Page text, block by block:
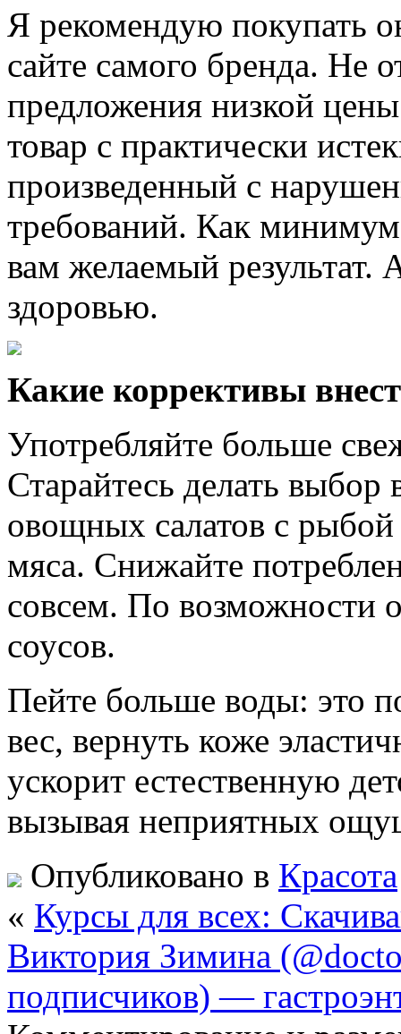
Я рекомендую покупать
сайте самого бренда. Не
предложения низкой
товар с практически
произведенный с
требований. Как
вам желаемый результат.
здоровью.
Какие коррективы
Употребляйте больше
Старайтесь делать
овощных салатов с
мяса. Снижайте
совсем. По возможности
соусов.
Пейте больше воды: это
вес, вернуть коже
ускорит естественную
вызывая неприятных
Опубликовано в Красота
« Курсы для всех:
Виктория Зимина
подписчиков) —